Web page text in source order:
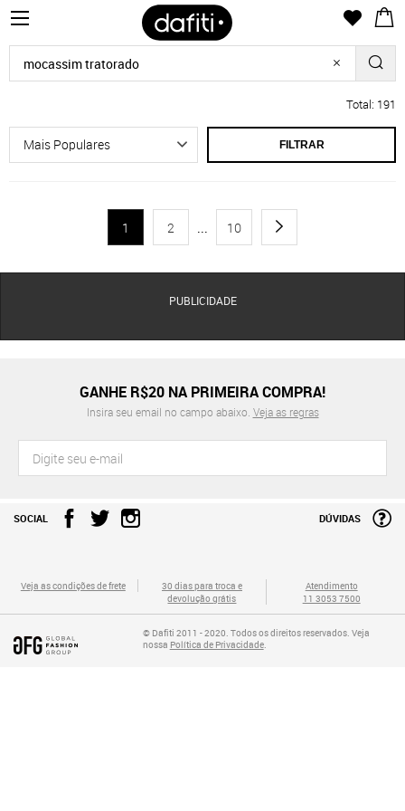
Total: 191
FILTRAR
1 2 ... 10
PUBLICIDADE
GANHE R$20 NA PRIMEIRA COMPRA!
Insira seu email no campo abaixo. Veja as regras
SOCIAL DÚVIDAS
Veja as condições de frete
30 dias para troca e
devolução grátis
Atendimento
11 3053 7500
© Dafiti 2011 - 2020. Todos os direitos reservados. Veja
nossa Política de Privacidade.